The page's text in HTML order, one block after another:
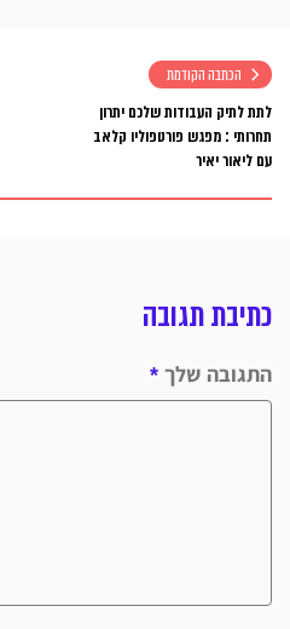
הכתבה הקודמת
לתת לתיק העבודות שלכם יתרון
תחרותי : מפגש פורטפוליו קלאב
עם ליאור יאיר
כתיבת תגובה
התגובה שלך *